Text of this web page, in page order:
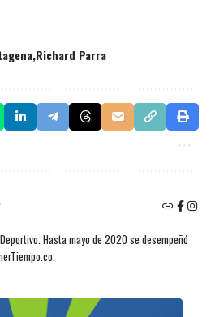
Richard Parra
Hasta mayo de 2020 se desempeñó